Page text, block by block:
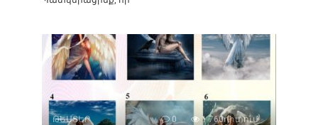
ԹԵՍՏԵՐ 0 1 760դիտում